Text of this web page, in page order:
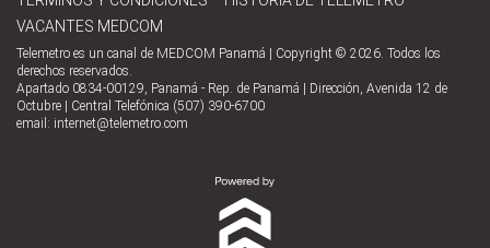
VACANTES MEDCOM
Telemetro es un canal de MEDCOM Panamá | Copyright © 2026. Todos los
derechos reservados.
Apartado 0834-00129, Panamá - Rep. de Panamá | Dirección, Avenida 12 de
Octubre | Central Telefónica (507) 390-6700
email: internet@telemetro.com